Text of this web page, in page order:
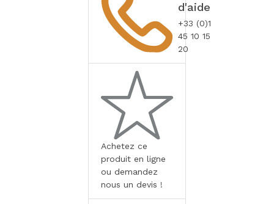
d'aide
+33 (0)1
45 10 15
20
Achetez ce
produit en ligne
ou demandez
nous un devis !